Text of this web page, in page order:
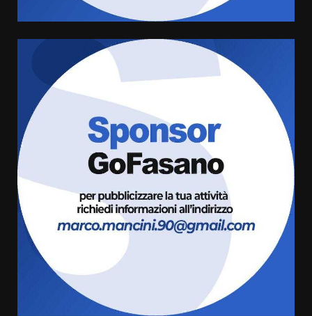
Rivoluzione”: nuovo
appuntamento con “Fasano in
Banda”
7 Agosto 2026 06:05
US Fasano, Scianaro: “Profonda
amarezza per esclusione dal
campionato di calcio”
7 Agosto 2026 06:00
Fasanese ferito a colpi di arma
da fuoco
6 Agosto 2026 18:13
Serie D, l’Us Fasano non molla e
conferma di voler ricorrere per